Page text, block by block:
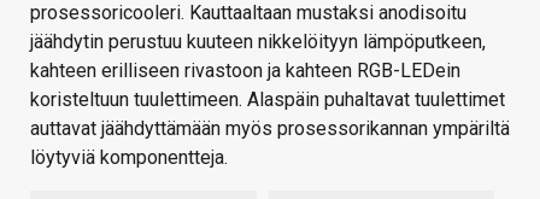
prosessoricooleri. Kauttaaltaan mustaksi anodisoitu
jäähdytin perustuu kuuteen nikkelöityyn lämpöputkeen,
kahteen erilliseen rivastoon ja kahteen RGB-LEDein
koristeltuun tuulettimeen. Alaspäin puhaltavat tuulettimet
auttavat jäähdyttämään myös prosessorikannan ympäriltä
löytyviä komponentteja.